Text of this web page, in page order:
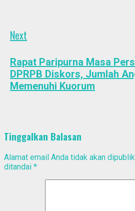
Next
Rapat Paripurna Masa
DPRPB Diskors, Jumlah
Memenuhi Kuorum
Tinggalkan Balasan
Alamat email Anda tidak akan
ditandai *